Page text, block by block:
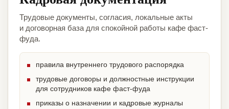
Трудовые документы, согласия, локальные акты
и договорная база для спокойной работы кафе фаст-
фуда.
правила внутреннего трудового распорядка
трудовые договоры и должностные инструкции
для сотрудников кафе фаст-фуда
приказы о назначении и кадровые журналы